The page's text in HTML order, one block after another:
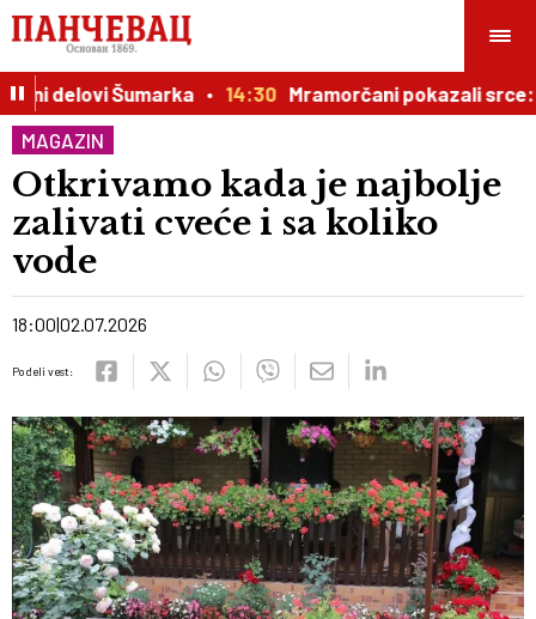
delovi Šumarka 14:30 Mramorčani pokazali srce:
MAGAZIN
Otkrivamo kada je najbolje
zalivati cveće i sa koliko
vode
18:00 02.07.2026
Podeli vest: